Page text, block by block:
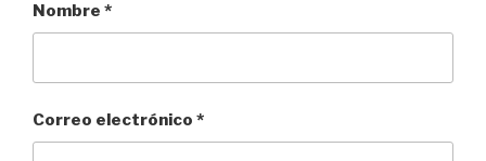
Nombre *
Correo electrónico *